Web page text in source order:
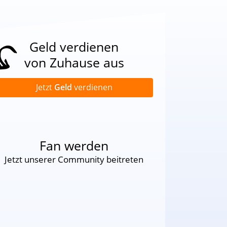
Geld verdienen
von Zuhause aus
Jetzt Geld verdienen
Fan werden
Jetzt unserer Community beitreten